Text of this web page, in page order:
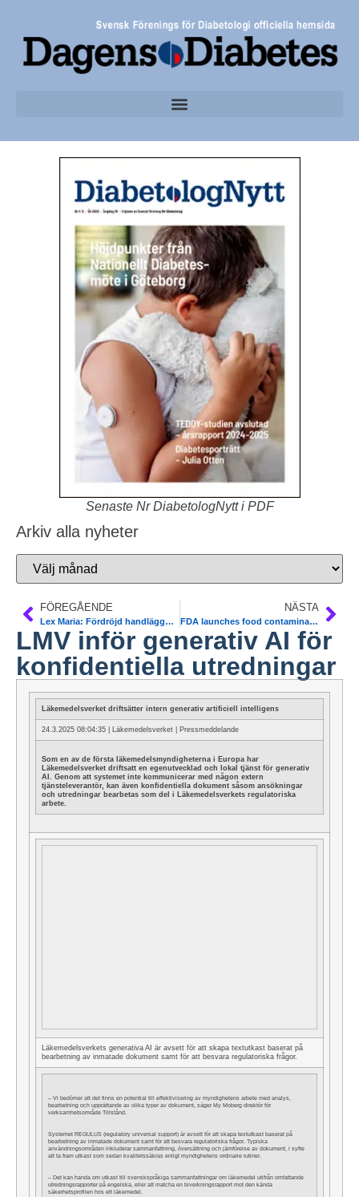
Senaste Nr DiabetologNytt i PDF
Arkiv alla nyheter
FÖREGÅENDE
Lex Maria: Fördröjd handläggning av diabetes
NÄSTA
FDA launches food contaminants database. CCT Tool
LMV inför generativ AI för
konfidentiella utredningar
Läkemedelsverket driftsätter intern generativ artificiell intelligens
24.3.2025 08:04:35 | Läkemedelsverket | Pressmeddelande
Som en av de första läkemedelsmyndigheterna i Europa har
Läkemedelsverket driftsatt en egenutvecklad och lokal tjänst för generativ
AI. Genom att systemet inte kommunicerar med någon extern
tjänsteleverantör, kan även konfidentiella dokument såsom ansökningar
och utredningar bearbetas som del i Läkemedelsverkets regulatoriska
arbete.
Läkemedelsverkets generativa AI är avsett för att skapa textutkast baserat på
bearbetning av inmatade dokument samt för att besvara regulatoriska frågor.
– Vi bedömer att det finns en potential till effektivisering av myndighetens arbete med analys,
bearbetning och upprättande av olika typer av dokument, säger My Moberg direktör för
verksamhetsområde Tillstånd.
Systemet REGULUS (regulatory universal support) är avsett för att skapa textutkast baserat på
bearbetning av inmatade dokument samt för att besvara regulatoriska frågor. Typiska
användningsområden inkluderar sammanfattning, översättning och jämförelse av dokument, i syfte
att ta fram utkast som sedan kvalitetssäkras enligt myndighetens ordinarie rutiner.
– Det kan handa om utkast till svenskspråkiga sammanfattningar om läkemedel utifrån omfattande
utredningsrapporter på engelska, eller att matcha en biverkningsrapport mot den kända
säkerhetsprofilen hos ett läkemedel.